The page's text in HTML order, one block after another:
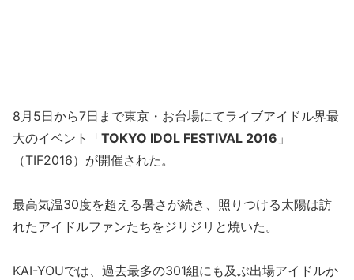
8月5日から7日まで東京・お台場にてライブアイドル界最
大のイベント「TOKYO IDOL FESTIVAL 2016 」
（TIF2016）が開催された。
最高気温30度を超える暑さが続き、照りつける太陽は訪
れたアイドルファンたちをジリジリと焼いた。
KAI-YOUでは、過去最多の301組にも及ぶ出場アイドルか